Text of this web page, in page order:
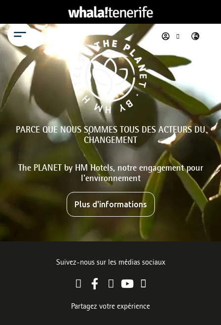
Menu
PARCE QUE NOUS SOMMES TOUS DES ACTEURS DU
CHANGEMENT
The PLANET by HM Hotels, notre engagement pour
l'environnement
Plus d'informations
Suivez-nous sur les médias sociaux
Partagez votre expérience